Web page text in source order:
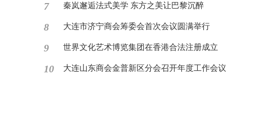
7 秦岚邂逅法式美学 东方之美让巴黎沉醉
8 大连市济宁商会筹委会首次会议圆满举行
9 世界文化艺术博览集团在香港合法注册成立
10 大连山东商会金普新区分会召开年度工作会议